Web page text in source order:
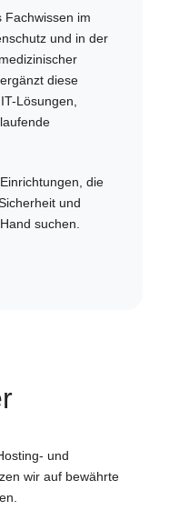
Fachwissen im
und in der
diese
Lösungen,
die
und
suchen.
und
wir auf bewährte